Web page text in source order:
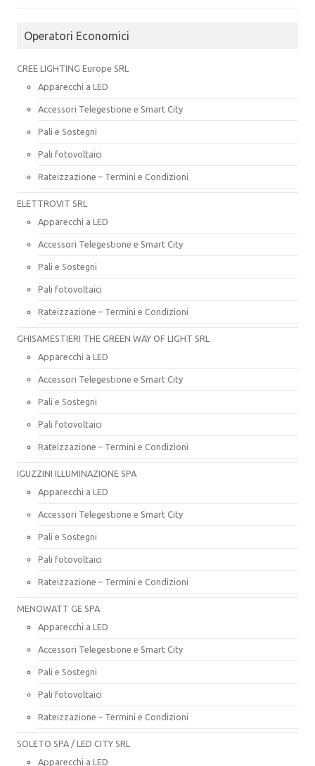
Operatori Economici
CREE LIGHTING Europe SRL
Apparecchi a LED
Accessori Telegestione e Smart City
Pali e Sostegni
Pali fotovoltaici
Rateizzazione – Termini e Condizioni
ELETTROVIT SRL
Apparecchi a LED
Accessori Telegestione e Smart City
Pali e Sostegni
Pali fotovoltaici
Rateizzazione – Termini e Condizioni
GHISAMESTIERI THE GREEN WAY OF LIGHT SRL
Apparecchi a LED
Accessori Telegestione e Smart City
Pali e Sostegni
Pali fotovoltaici
Rateizzazione – Termini e Condizioni
IGUZZINI ILLUMINAZIONE SPA
Apparecchi a LED
Accessori Telegestione e Smart City
Pali e Sostegni
Pali fotovoltaici
Rateizzazione – Termini e Condizioni
MENOWATT GE SPA
Apparecchi a LED
Accessori Telegestione e Smart City
Pali e Sostegni
Pali fotovoltaici
Rateizzazione – Termini e Condizioni
SOLETO SPA / LED CITY SRL
Apparecchi a LED